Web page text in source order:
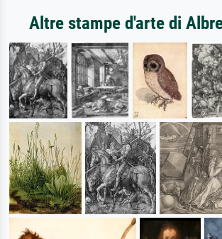
Altre stampe d'arte di